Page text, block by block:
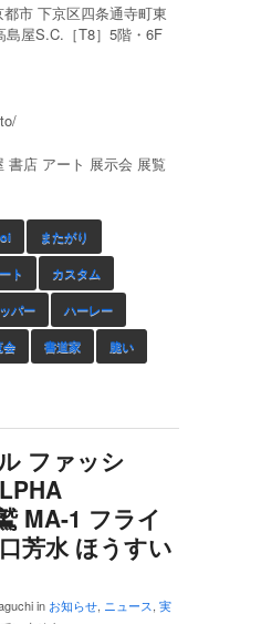
市 下京区四条通寺町東
島屋S.C.［T8］5階・6F
書店 アート 展示会 展覧
またがり
ト カスタム
パー ハーレー
会 書道家 脆い
ファッシ
MA-1 フライ
芳水 ほうすい
in お知らせ, ニュース, 実